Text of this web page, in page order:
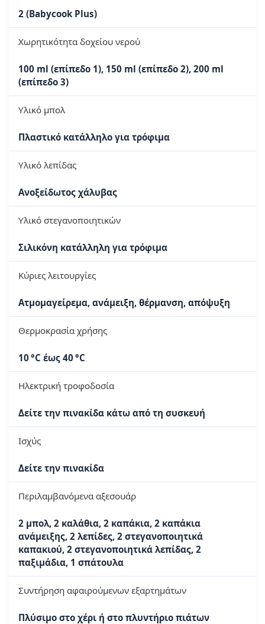
2 (Babycook Plus)
Χωρητικότητα δοχείου νερού
100 ml (επίπεδο 1), 150 ml (επίπεδο 2), 200 ml
(επίπεδο 3)
Υλικό μπολ
Πλαστικό κατάλληλο για τρόφιμα
Υλικό λεπίδας
Ανοξείδωτος χάλυβας
Υλικό στεγανοποιητικών
Σιλικόνη κατάλληλη για τρόφιμα
Κύριες λειτουργίες
Ατμομαγείρεμα, ανάμειξη, θέρμανση, απόψυξη
Θερμοκρασία χρήσης
10 °C έως 40 °C
Ηλεκτρική τροφοδοσία
Δείτε την πινακίδα κάτω από τη συσκευή
Ισχύς
Δείτε την πινακίδα
Περιλαμβανόμενα αξεσουάρ
2 μπολ, 2 καλάθια, 2 καπάκια, 2 καπάκια
ανάμειξης, 2 λεπίδες, 2 στεγανοποιητικά
καπακιού, 2 στεγανοποιητικά λεπίδας, 2
παξιμάδια, 1 σπάτουλα
Συντήρηση αφαιρούμενων εξαρτημάτων
Πλύσιμο στο χέρι ή στο πλυντήριο πιάτων